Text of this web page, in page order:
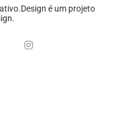
é um projeto